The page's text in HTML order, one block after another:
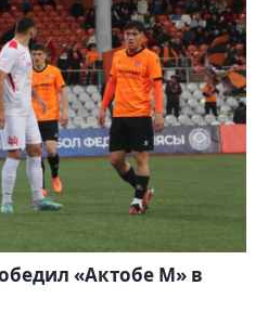
«Актобе М» в